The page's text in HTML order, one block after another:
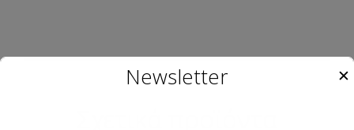
Newsletter ✕